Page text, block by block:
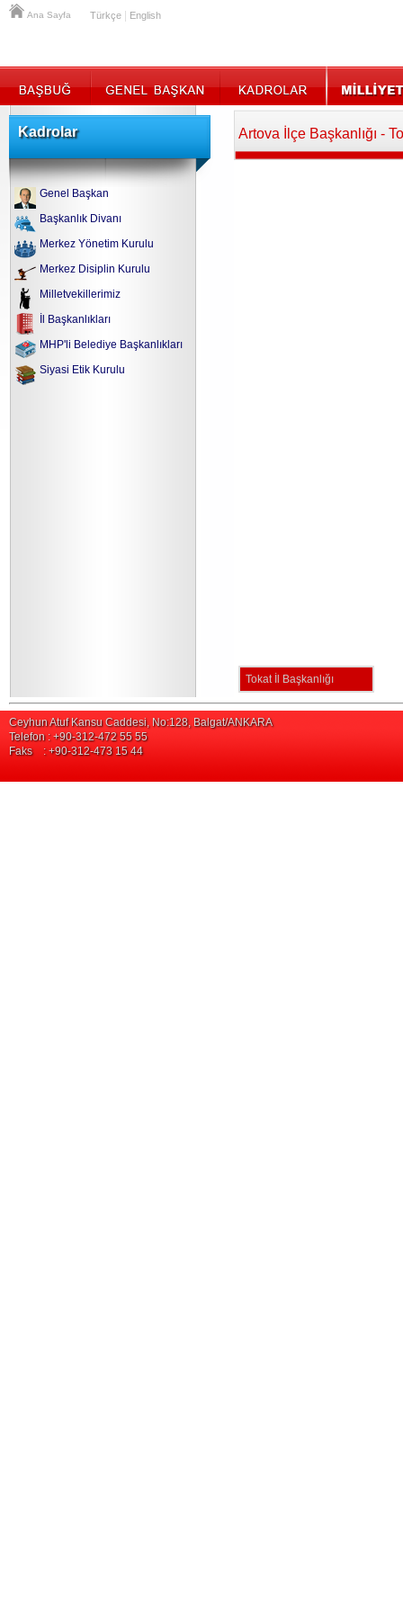
Ana Sayfa Türkçe English
Kadrolar
Genel Başkan
Başkanlık Divanı
Merkez Yönetim Kurulu
Merkez Disiplin Kurulu
Milletvekillerimiz
İl Başkanlıkları
MHP'li Belediye Başkanlıkları
Siyasi Etik Kurulu
Artova İlçe Başkanlığı -
Tokat İl Başkanlığı
Ceyhun Atuf Kansu Caddesi, No:128, Balgat/ANKARA
Telefon : +90-312-472 55 55
Faks : +90-312-473 15 44